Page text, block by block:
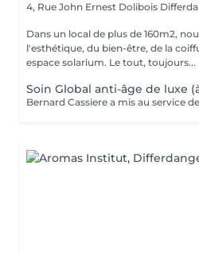
4, Rue John Ernest Dolibois
Dans un local de plus de 160m2,
l'esthétique, du bien-être, de la
espace solarium. Le tout, toujours...
Soin Global anti-âge de luxe